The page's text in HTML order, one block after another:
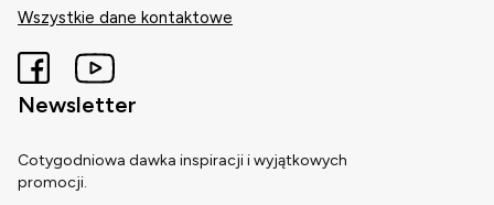
Wszystkie dane kontaktowe
Newsletter
Cotygodniowa dawka inspiracji i wyjątkowych
promocji.